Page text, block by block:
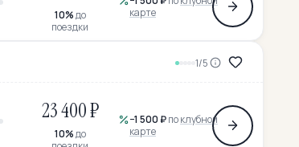
10%до
поездки
карте
1/5
23 400 ₽
10%до
−1 500 ₽поклубной
карте